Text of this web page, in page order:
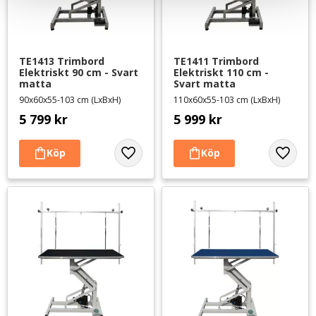
TE1413 Trimbord
Elektriskt 90 cm - Svart
matta
90x60x55-103 cm (LxBxH)
5 799 kr
Lägg till i favoriter
TE1411 Trimbord
Elektriskt 110 cm -
Svart matta
110x60x55-103 cm (LxBxH)
5 999 kr
Lägg